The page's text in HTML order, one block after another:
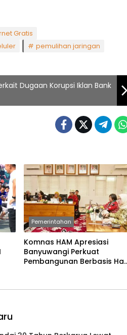
Gratis
pemulihan jaringan
Dugaan Korupsi Iklan Bank
Pemerintahan
Komnas HAM Apresiasi
Banyuwangi Perkuat
Pembangunan Berbasis